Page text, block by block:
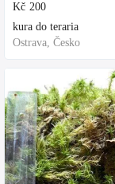
Kč 200
kura do teraria
Ostrava, Česko